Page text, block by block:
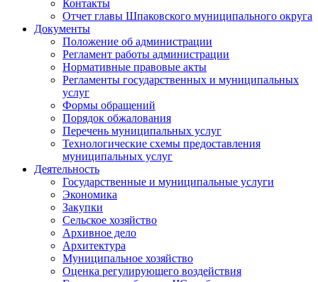
Контакты
Отчет главы Шпаковского муниципального округа
Документы
Положение об администрации
Регламент работы администрации
Нормативные правовые акты
Регламенты государственных и муниципальных
услуг
Формы обращений
Порядок обжалования
Перечень муниципальных услуг
Технологические схемы предоставления
муниципальных услуг
Деятельность
Государственные и муниципальные услуги
Экономика
Закупки
Сельское хозяйство
Архивное дело
Архитектура
Муниципальное хозяйство
Оценка регулирующего воздействия